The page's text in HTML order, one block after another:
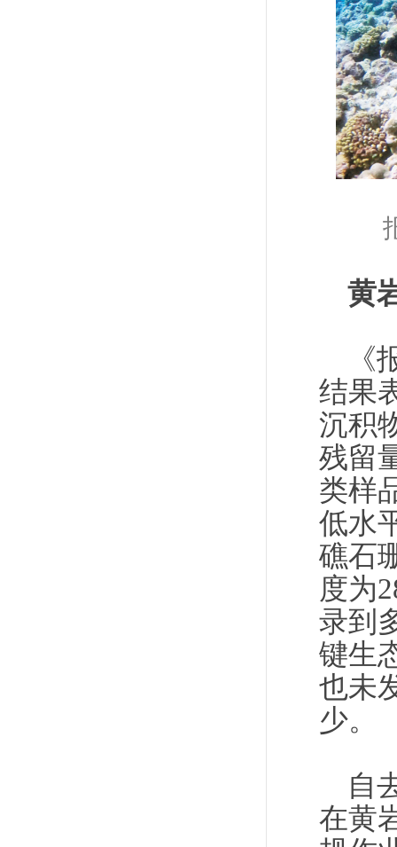
黄
结果
沉积
残留
类样
低水
礁石
度为
录到
键生
也未
少。
自
在黄